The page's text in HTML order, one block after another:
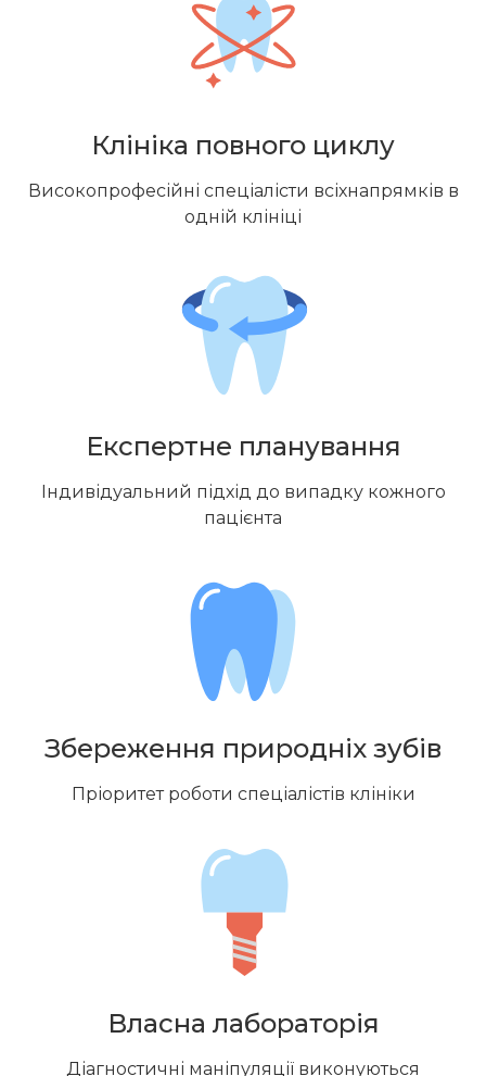
Клініка повного циклу
Високопрофесійні спеціалісти всіхнапрямків в
одній клініці
Експертне планування
Індивідуальний підхід до випадку кожного
пацієнта
Збереження природніх зубів
Пріоритет роботи спеціалістів клініки
Власна лабораторія
Діагностичні маніпуляції виконуються